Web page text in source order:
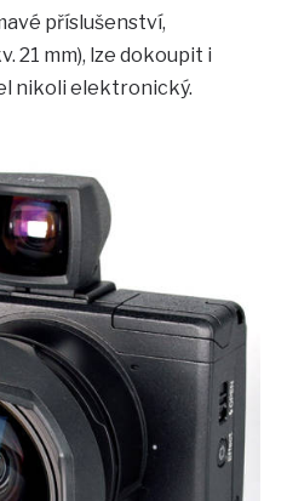
příslušenství,
21 mm), lze dokoupit i
nikoli elektronický.